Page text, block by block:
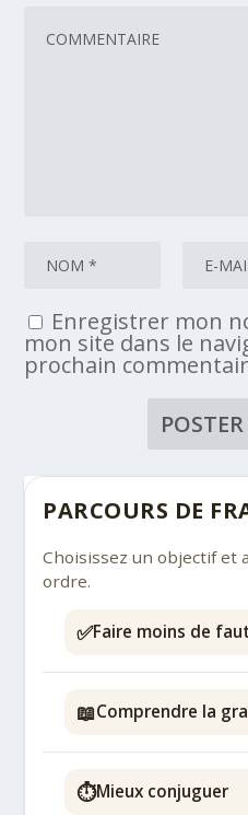
Enregistrer mon
mon site dans le
prochain
PARCOURS DE
Choisissez un objectif et
ordre.
✅Faire moins de
📖Comprendre la
⏱️Mieux conjuguer